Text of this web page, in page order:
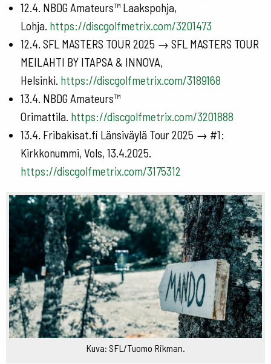
12.4. NBDG Amateurs™ Laakspohja,
Lohja. https://discgolfmetrix.com/3201473
12.4. SFL MASTERS TOUR 2025 → SFL MASTERS TOUR
MEILAHTI BY ITAPSA & INNOVA,
Helsinki. https://discgolfmetrix.com/3189168
13.4. NBDG Amateurs™
Orimattila. https://discgolfmetrix.com/3201888
13.4. Fribakisat.fi Länsiväylä Tour 2025 → #1:
Kirkkonummi, Vols, 13.4.2025.
https://discgolfmetrix.com/3175312
Kuva: SFL/Tuomo Rikman.